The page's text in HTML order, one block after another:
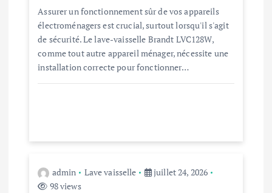
Assurer un fonctionnement sûr de vos appareils
électroménagers est crucial, surtout lorsqu'il s'agit
de sécurité. Le lave-vaisselle Brandt LVC128W,
comme tout autre appareil ménager, nécessite une
installation correcte pour fonctionner…
admin Lave vaisselle
juillet 24, 2026
98 views